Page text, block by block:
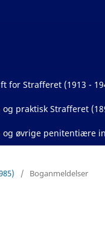
for Strafferet (1913 -
praktisk Strafferet
øvrige penitentiære
/ Boganmeldelser